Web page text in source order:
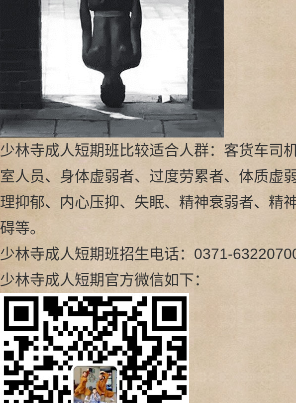
少林寺成人短期班比较适合人群：客货车司
室人员、身体虚弱者、过度劳累者、体质虚
理抑郁、内心压抑、失眠、精神衰弱者、精
碍等。
少林寺成人短期班招生电话：0371-
少林寺成人短期官方微信如下：